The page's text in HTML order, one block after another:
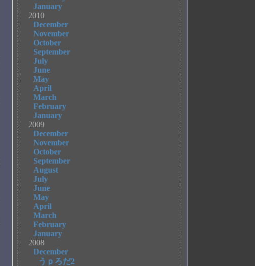
January
2010
December
November
October
September
July
June
May
April
March
February
January
2009
December
November
October
September
August
July
June
May
April
March
February
January
2008
December
うｐろだ2